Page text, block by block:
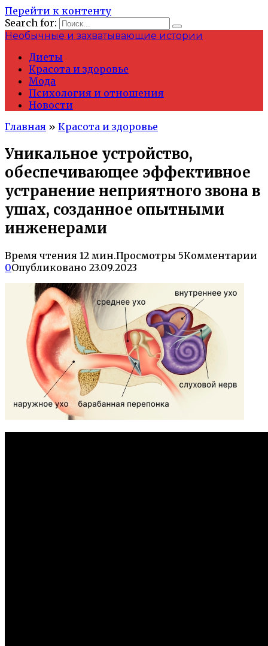
Перейти к контенту
Search for:
Необычные и захватывающие истории
Диеты
Красота и здоровье
Мода
Психология и отношения
Новости
Главная » Красота и здоровье
Уникальное устройство,
обеспечивающее эффективное
устранение неприятного звона в
ушах, созданное опытными
инженерами
Время чтения 12 мин.Просмотры 5Комментарии
0Опубликовано 23.09.2023